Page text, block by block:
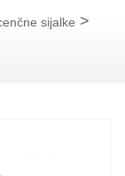
sijalke >